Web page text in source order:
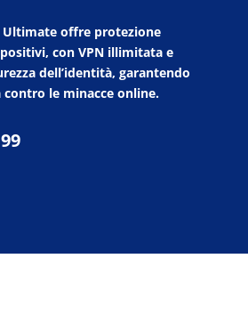
Ultimate offre protezione
con VPN illimitata e
dell’identità, garantendo
le minacce online.
Il